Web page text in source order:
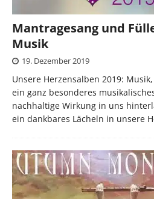
Mantragesang und
Musik
19. Dezember 2019
Unsere Herzensalben 2019:
ein ganz besonderes
nachhaltige Wirkung in uns
ein dankbares Lächeln in unsere